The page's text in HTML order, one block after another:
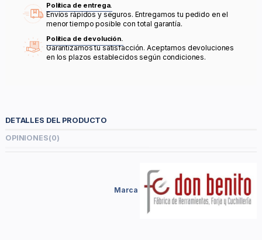
Política de entrega.
Envíos rápidos y seguros. Entregamos tu pedido en el
menor tiempo posible con total garantía.
Política de devolución.
Garantizamos tu satisfacción. Aceptamos devoluciones
en los plazos establecidos según condiciones.
DETALLES DEL PRODUCTO
OPINIONES(0)
Marca